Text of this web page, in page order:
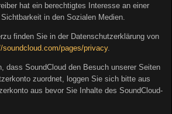
hat ein berechtigtes Interesse an einer
in den Sozialen Medien.
finden Sie in der Datenschutzerklärung von
soundcloud.com/pages/privacy.
dass SoundCloud den Besuch unserer Seiten
zuordnet, loggen Sie sich bitte aus
aus bevor Sie Inhalte des SoundCloud-